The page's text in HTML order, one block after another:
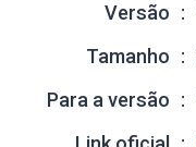
Versão
Tamanho
Para a versão